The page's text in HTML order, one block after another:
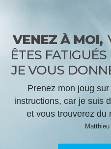
VENEZ À MOI,
ÊTES
JE VOUS
Prenez mon joug
instructions, car je suis
et vous trouverez du